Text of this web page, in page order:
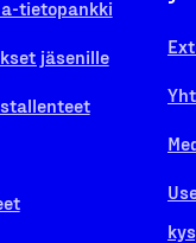
tietopankki
jäsenille